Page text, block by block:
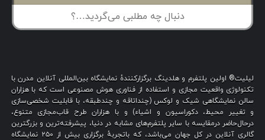
لیلیت® اولین پلتفرم و هلدینگ برگزارکنندهٔ نمایشگاه بین‌المللی آنلاین مدرن با
تکنولوژی واقعیت مجازی و استفاده از فناوری هوش مصنوعی است که با هزاران
سالن نمایشگاهی شیک و لوکس (چنداتاقه و چندطبقه، با قابلیت شخصی‌سازی
و تغییر محیط، دکوراسیون و اشیاء) و با هزاران طرح قاب‌مجازی متنوع،
درحال‌حاضر درمقایسه با سایر پلتفرم‌های مشابه در دنیا، پیشرفته‌ترین و بزرگترین
گالری آنلاین در کل جهان می‌باشد، که باتجربهٔ برگزاری بیش از ۲۵۰ نمایشگاه